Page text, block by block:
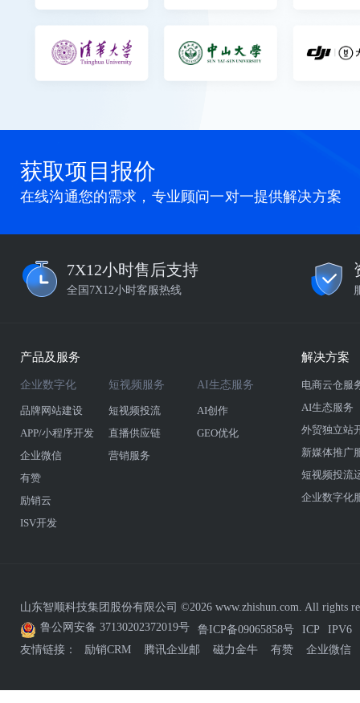
获取项目报价
在线沟通您的需求，专业顾问一对一提供解决方案
7X12小时售后支持
全国7X12小时客服热线
产品及服务
企业数字化
品牌网站建设
APP/小程序开发
企业微信
有赞
励销云
ISV开发
短视频服务
短视频投流
直播供应链
营销服务
AI生态服务
AI创作
GEO优化
解决方案
电商云仓服
AI生态服务
外贸独立站
新媒体推广
短视频投流
企业数字化
山东智顺科技集团股份有限公司 ©2026 www.zhishun.com. All rights
鲁公网安备 37130202372019号
鲁ICP备09065858号 ICP
IPV6
友情链接：
励销CRM 腾讯企业邮 磁力金牛 有赞 企业微信